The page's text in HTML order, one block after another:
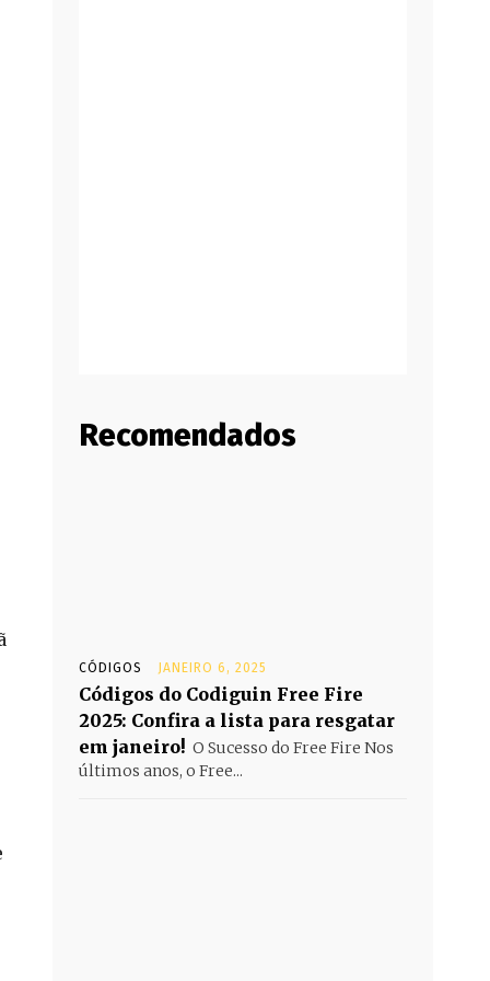
Recomendados
CÓDIGOS JANEIRO 6, 2025
Códigos do Codiguin Free Fire
2025: Confira a lista para resgatar
em janeiro! O Sucesso do Free Fire Nos
últimos anos, o Free...